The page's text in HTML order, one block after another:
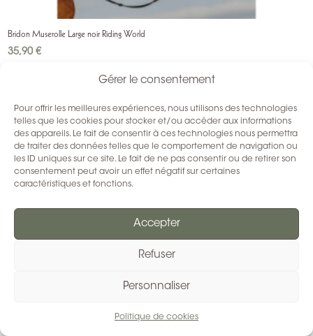
Gérer le consentement
Pour offrir les meilleures expériences, nous utilisons des technologies
telles que les cookies pour stocker et/ou accéder aux informations
des appareils. Le fait de consentir à ces technologies nous permettra
de traiter des données telles que le comportement de navigation ou
les ID uniques sur ce site. Le fait de ne pas consentir ou de retirer son
consentement peut avoir un effet négatif sur certaines
caractéristiques et fonctions.
Accepter
Refuser
Personnaliser
Politique de cookies
Bridon Muserolle Large noir Riding World
35,90€